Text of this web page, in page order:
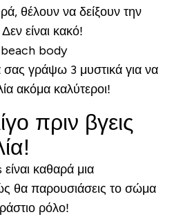
θέλουν να δείξουν την
είναι κακό!
γράψω 3 μυστικά για να
ακόμα καλύτεροι!
πριν βγεις
καθαρά μια
θα παρουσιάσεις το σώμα
ρόλο!